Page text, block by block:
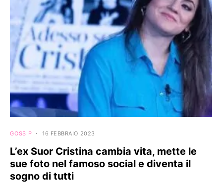
GOSSIP 16 FEBBRAIO 2023
L’ex Suor Cristina cambia vita, mette le
sue foto nel famoso social e diventa il
sogno di tutti